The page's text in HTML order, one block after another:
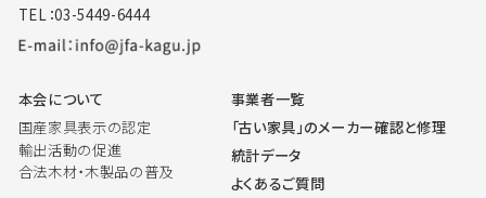
TEL：03-5449-6444
本会について
国産家具表示の認定
輸出活動の促進
合法木材・木製品の普及
事業者一覧
「古い家具」のメーカー確認と修理
統計データ
よくあるご質問